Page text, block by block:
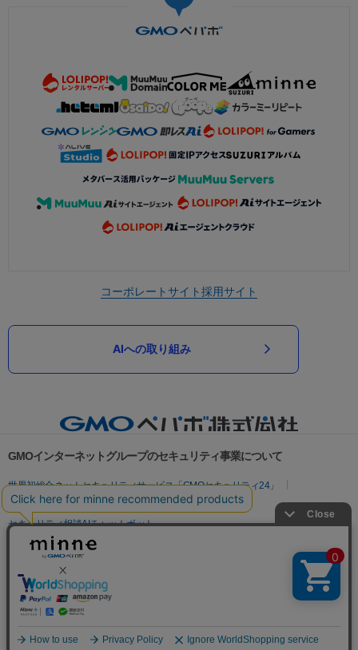
コーポレートサイト採用サイト
AIへの取り組み
GMOインターネットグループのセキュリティ事業について
世界初総合ネットセキュリティサービス「GMOセキュリティ24」
パスワード漏洩診断
Webサイトリスク診断
セキュリティ相談AIチャットボット
実在証明・盗聴対策
サイバー攻撃対策（GMO Flatt Security）
セキュリティ事業の軌跡